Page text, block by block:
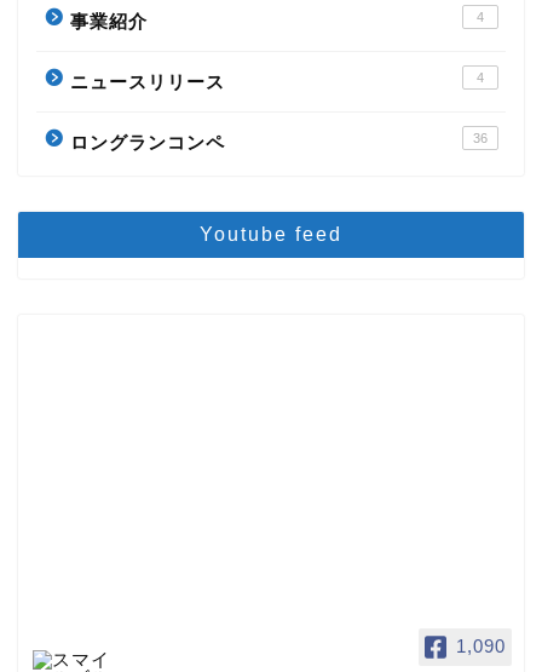
事業紹介 4
ニュースリリース 4
ロングランコンペ 36
Youtube feed
1,090